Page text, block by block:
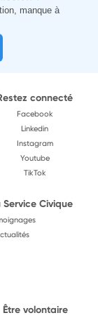
manque à
connecté
Facebook
Linkedin
Instagram
Youtube
TikTok
Service Civique
Être volontaire